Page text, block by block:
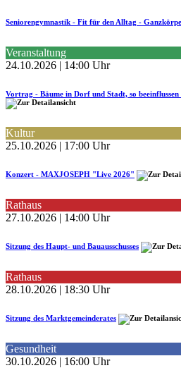
Seniorengymnastik - Fit für den Alltag -
Veranstaltung
24.10.2026 | 14:00 Uhr
Vortrag - Bäume in Dorf und Stadt, so
Kultur
25.10.2026 | 17:00 Uhr
Konzert - MAXJOSEPH "Live 2026"
Rathaus
27.10.2026 | 14:00 Uhr
Sitzung des Haupt- und Bauausschusses
Rathaus
28.10.2026 | 18:30 Uhr
Sitzung des Marktgemeinderates
Gesundheit
30.10.2026 | 16:00 Uhr